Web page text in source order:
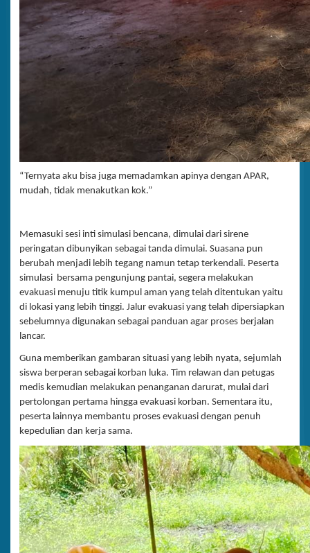
“Ternyata aku bisa juga memadamkan apinya dengan APAR,
mudah, tidak menakutkan kok.”
Memasuki sesi inti simulasi bencana, dimulai dari sirene
peringatan dibunyikan sebagai tanda dimulai. Suasana pun
berubah menjadi lebih tegang namun tetap terkendali. Peserta
simulasi bersama pengunjung pantai, segera melakukan
evakuasi menuju titik kumpul aman yang telah ditentukan yaitu
di lokasi yang lebih tinggi. Jalur evakuasi yang telah dipersiapkan
sebelumnya digunakan sebagai panduan agar proses berjalan
lancar.
Guna memberikan gambaran situasi yang lebih nyata, sejumlah
siswa berperan sebagai korban luka. Tim relawan dan petugas
medis kemudian melakukan penanganan darurat, mulai dari
pertolongan pertama hingga evakuasi korban. Sementara itu,
peserta lainnya membantu proses evakuasi dengan penuh
kepedulian dan kerja sama.